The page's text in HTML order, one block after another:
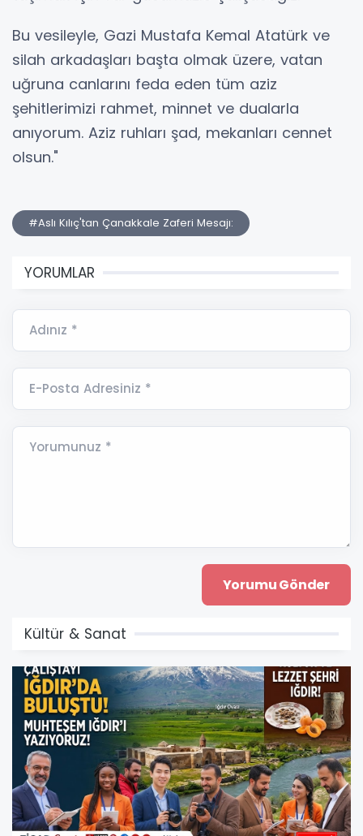
Bu vesileyle, Gazi Mustafa Kemal Atatürk ve
silah arkadaşları başta olmak üzere, vatan
uğruna canlarını feda eden tüm aziz
şehitlerimizi rahmet, minnet ve dualarla
anıyorum. Aziz ruhları şad, mekanları cennet
olsun."
#Aslı Kılıç'tan Çanakkale Zaferi Mesajı:
YORUMLAR
Adınız *
E-Posta Adresiniz *
Yorumunuz *
Kültür & Sanat